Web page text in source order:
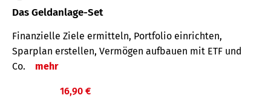
Das Geldanlage-Set
Finanzielle Ziele ermitteln, Portfolio einrichten,
Sparplan erstellen, Vermögen aufbauen mit ETF und
Co.
mehr
16,90 €